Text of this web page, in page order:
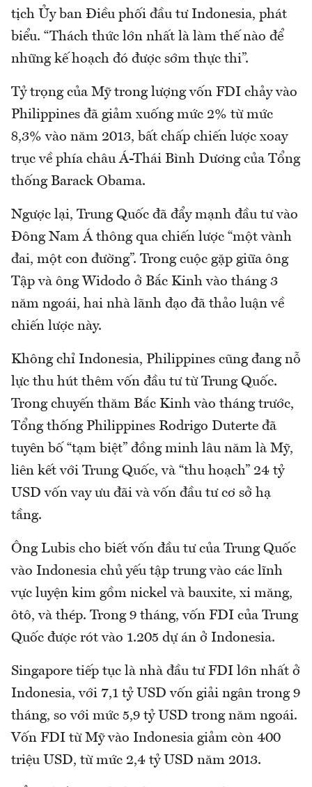
tịch Ủy ban Điều phối đầu tư Indonesia, phát
biểu. “Thách thức lớn nhất là làm thế nào để
những kế hoạch đó được sớm thực thi”.
Tỷ trọng của Mỹ trong lượng vốn FDI chảy vào
Philippines đã giảm xuống mức 2% từ mức
8,3% vào năm 2013, bất chấp chiến lược xoay
trục về phía châu Á-Thái Bình Dương của Tổng
thống Barack Obama.
Ngược lại, Trung Quốc đã đẩy mạnh đầu tư vào
Đông Nam Á thông qua chiến lược “một vành
đai, một con đường”. Trong cuộc gặp giữa ông
Tập và ông Widodo ở Bắc Kinh vào tháng 3
năm ngoái, hai nhà lãnh đạo đã thảo luận về
chiến lược này.
Không chỉ Indonesia, Philippines cũng đang nỗ
lực thu hút thêm vốn đầu tư từ Trung Quốc.
Trong chuyến thăm Bắc Kinh vào tháng trước,
Tổng thống Philippines Rodrigo Duterte đã
tuyên bố “tạm biệt” đồng minh lâu năm là Mỹ,
liên kết với Trung Quốc, và “thu hoạch” 24 tỷ
USD vốn vay ưu đãi và vốn đầu tư cơ sở hạ
tầng.
Ông Lubis cho biết vốn đầu tư của Trung Quốc
vào Indonesia chủ yếu tập trung vào các lĩnh
vực luyện kim gồm nickel và bauxite, xi măng,
ôtô, và thép. Trong 9 tháng, vốn FDI của Trung
Quốc được rót vào 1.205 dự án ở Indonesia.
Singapore tiếp tục là nhà đầu tư FDI lớn nhất ở
Indonesia, với 7,1 tỷ USD vốn giải ngân trong 9
tháng, so với mức 5,9 tỷ USD trong năm ngoái.
Vốn FDI từ Mỹ vào Indonesia giảm còn 400
triệu USD, từ mức 2,4 tỷ USD năm 2013.